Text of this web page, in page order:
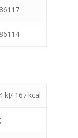
kJ/ 167 kcal